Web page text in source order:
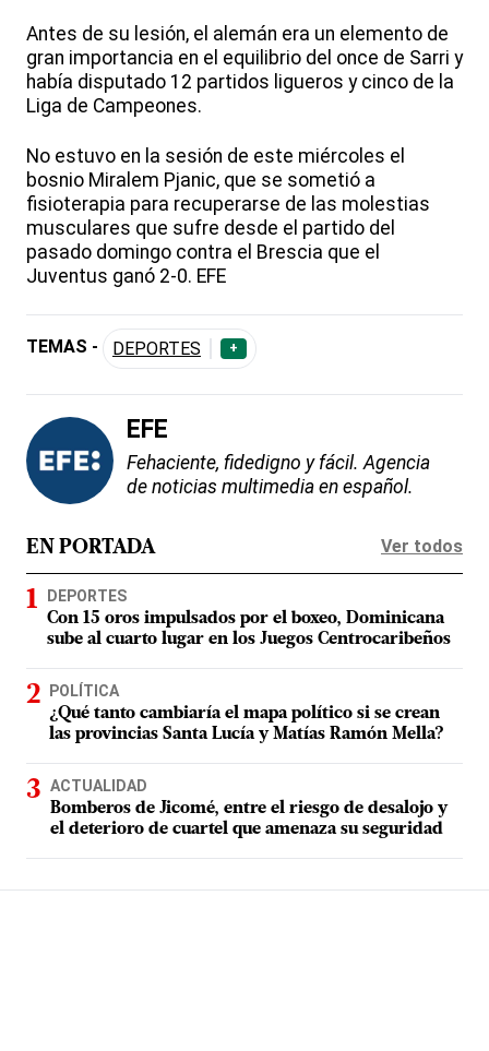
Antes de su lesión, el alemán era un elemento de
gran importancia en el equilibrio del once de Sarri y
había disputado 12 partidos ligueros y cinco de la
Liga de Campeones.
No estuvo en la sesión de este miércoles el
bosnio Miralem Pjanic, que se sometió a
fisioterapia para recuperarse de las molestias
musculares que sufre desde el partido del
pasado domingo contra el Brescia que el
Juventus ganó 2-0. EFE
TEMAS - DEPORTES +
EFE
Fehaciente, fidedigno y fácil. Agencia
de noticias multimedia en español.
EN PORTADA Ver todos
DEPORTES
Con 15 oros impulsados por el boxeo, Dominicana
sube al cuarto lugar en los Juegos Centrocaribeños
POLÍTICA
¿Qué tanto cambiaría el mapa político si se crean
las provincias Santa Lucía y Matías Ramón Mella?
ACTUALIDAD
Bomberos de Jicomé, entre el riesgo de desalojo y
el deterioro de cuartel que amenaza su seguridad